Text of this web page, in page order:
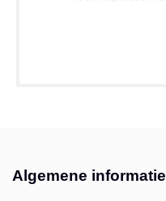
Algemene informatie